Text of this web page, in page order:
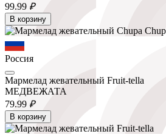
99.99 ₽
В корзину
Россия
Мармелад жевательный Fruit-tella
МЕДВЕЖАТА
79.99 ₽
В корзину